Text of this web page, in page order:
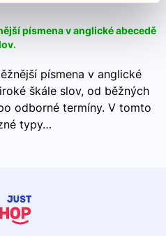
písmena v anglické abecedě
písmena v anglické
škále slov, od běžných
odborné termíny. V tomto
typy…